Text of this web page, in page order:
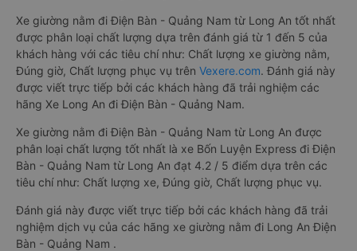
Xe giường nằm đi Điện Bàn - Quảng Nam từ Long An tốt nhất
được phân loại chất lượng dựa trên đánh giá từ 1 đến 5 của
khách hàng với các tiêu chí như: Chất lượng xe giường nằm,
Đúng giờ, Chất lượng phục vụ trên Vexere.com. Đánh giá này
được viết trực tiếp bởi các khách hàng đã trải nghiệm các
hãng Xe Long An đi Điện Bàn - Quảng Nam.
Xe giường nằm đi Điện Bàn - Quảng Nam từ Long An được
phân loại chất lượng tốt nhất là xe Bốn Luyện Express đi Điện
Bàn - Quảng Nam từ Long An đạt 4.2 / 5 điểm dựa trên các
tiêu chí như: Chất lượng xe, Đúng giờ, Chất lượng phục vụ.
Đánh giá này được viết trực tiếp bởi các khách hàng đã trải
nghiệm dịch vụ của các hãng xe giường nằm đi Long An Điện
Bàn - Quảng Nam .